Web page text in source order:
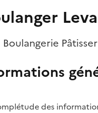
Boulangerie
des